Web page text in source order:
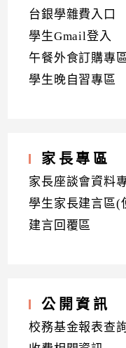
台銀學雜費入口
學生Gmail登入
午餐外食訂購專
學生晚自習專區
家長專區
家長座談會資料
學生家長建言區(
建言回覆區
公開資訊
校務基金報表查